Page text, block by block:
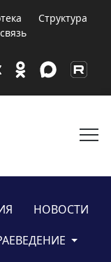
Структура
menu
НОВОСТИ